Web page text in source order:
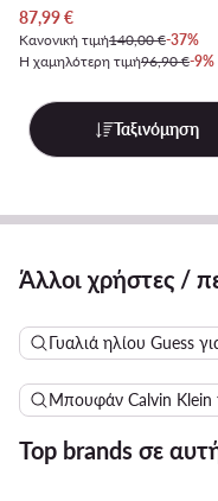
Τρέχουσα τιμή
87,99€
Κανονική τιμή140,00 €-37%
Η χαμηλότερη τιμή96,90 €-9%
Ταξινόμηση
Άλλοι χρήστες /
Γυαλιά ηλίου Guess
Μπουφάν Calvin Klein
Top brands σε